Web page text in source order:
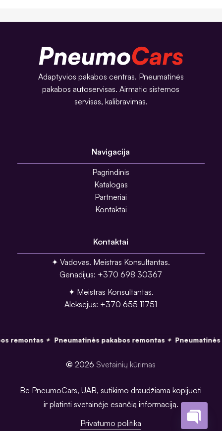
Adaptyvios pakabos centras. Pneumatinės
pakabos autoservisas. Airmatic sistemos
servisas, kalibravimas.
Navigacija
Pagrindinis
Katalogas
Partneriai
Kontaktai
Kontaktai
✦ Vadovas. Meistras Konsultantas.
Genadijus: +370 698 30367
✦ Meistras Konsultantas.
Aleksejus: +370 655 11751
remontas ✦ Pneumatinės pakabos remontas ✦ Pneumatinės
© 2026 Svetainių kūrimas
Be PneumoCars, UAB, sutikimo draudžiama kopijuoti
ir platinti svetainėje esančią informaciją.
Privatumo politika
Open